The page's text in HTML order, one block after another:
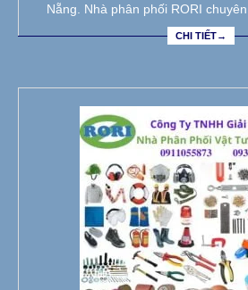
Nẵng. Nhà phân phối RORI
CHI TIẾT→